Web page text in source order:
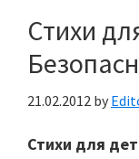
Стихи
21.02.2012 by
Стихи для